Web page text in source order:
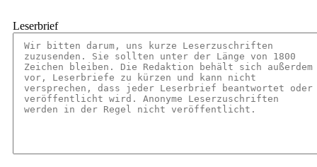
Leserbrief